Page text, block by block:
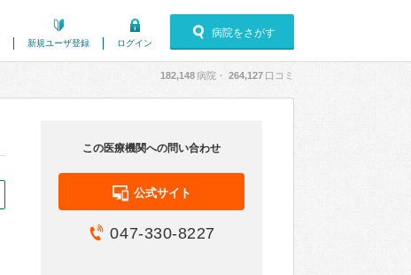
新規ユーザ登録 ログイン
病院をさがす
182,148病院・ 264,127 口コミ
この医療機関への問い合わせ
公式サイト
047-330-8227